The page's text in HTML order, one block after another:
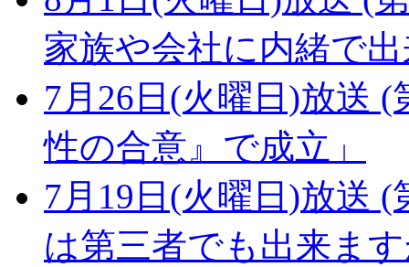
家族や会社に内緒で
7月26日(火曜日)放送 (
性の合意』で成立」
7月19日(火曜日)放送 (
は第三者でも出来ま